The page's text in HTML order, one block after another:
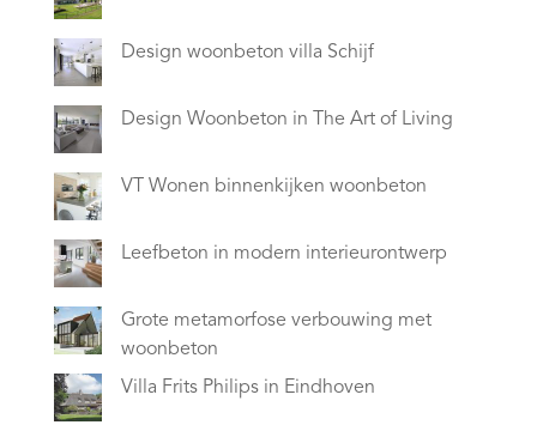
Design woonbeton villa Schijf
Design Woonbeton in The Art of Living
VT Wonen binnenkijken woonbeton
Leefbeton in modern interieurontwerp
Grote metamorfose verbouwing met
woonbeton
Villa Frits Philips in Eindhoven